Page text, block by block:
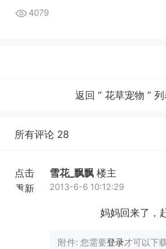
4079
返回 “ 花草宠物 ”
所有评论 28
点击
重新
雪花_飘飘 楼主
2013-6-6 10:12:29
妈妈回来了，
附件: 您需要登录才可以下